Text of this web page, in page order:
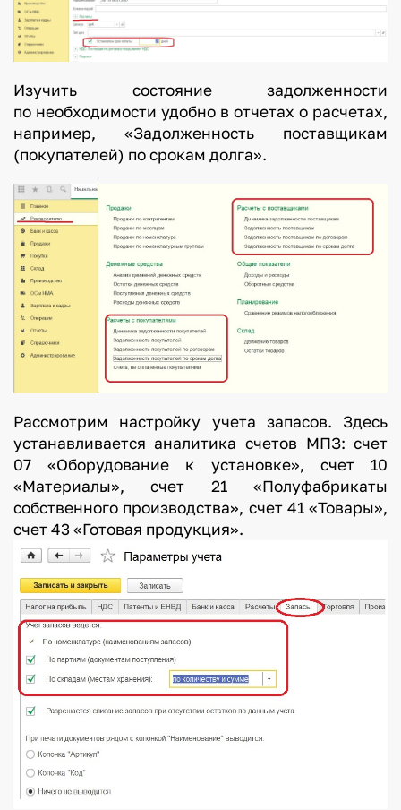
Изучить состояние задолженности
по необходимости удобно в отчетах о расчетах,
например, «Задолженность поставщикам
(покупателей) по срокам долга».
Рассмотрим настройку учета запасов. Здесь
устанавливается аналитика счетов МПЗ: счет
07 «Оборудование к установке», счет 10
«Материалы», счет 21 «Полуфабрикаты
собственного производства», счет 41 «Товары»,
счет 43 «Готовая продукция».